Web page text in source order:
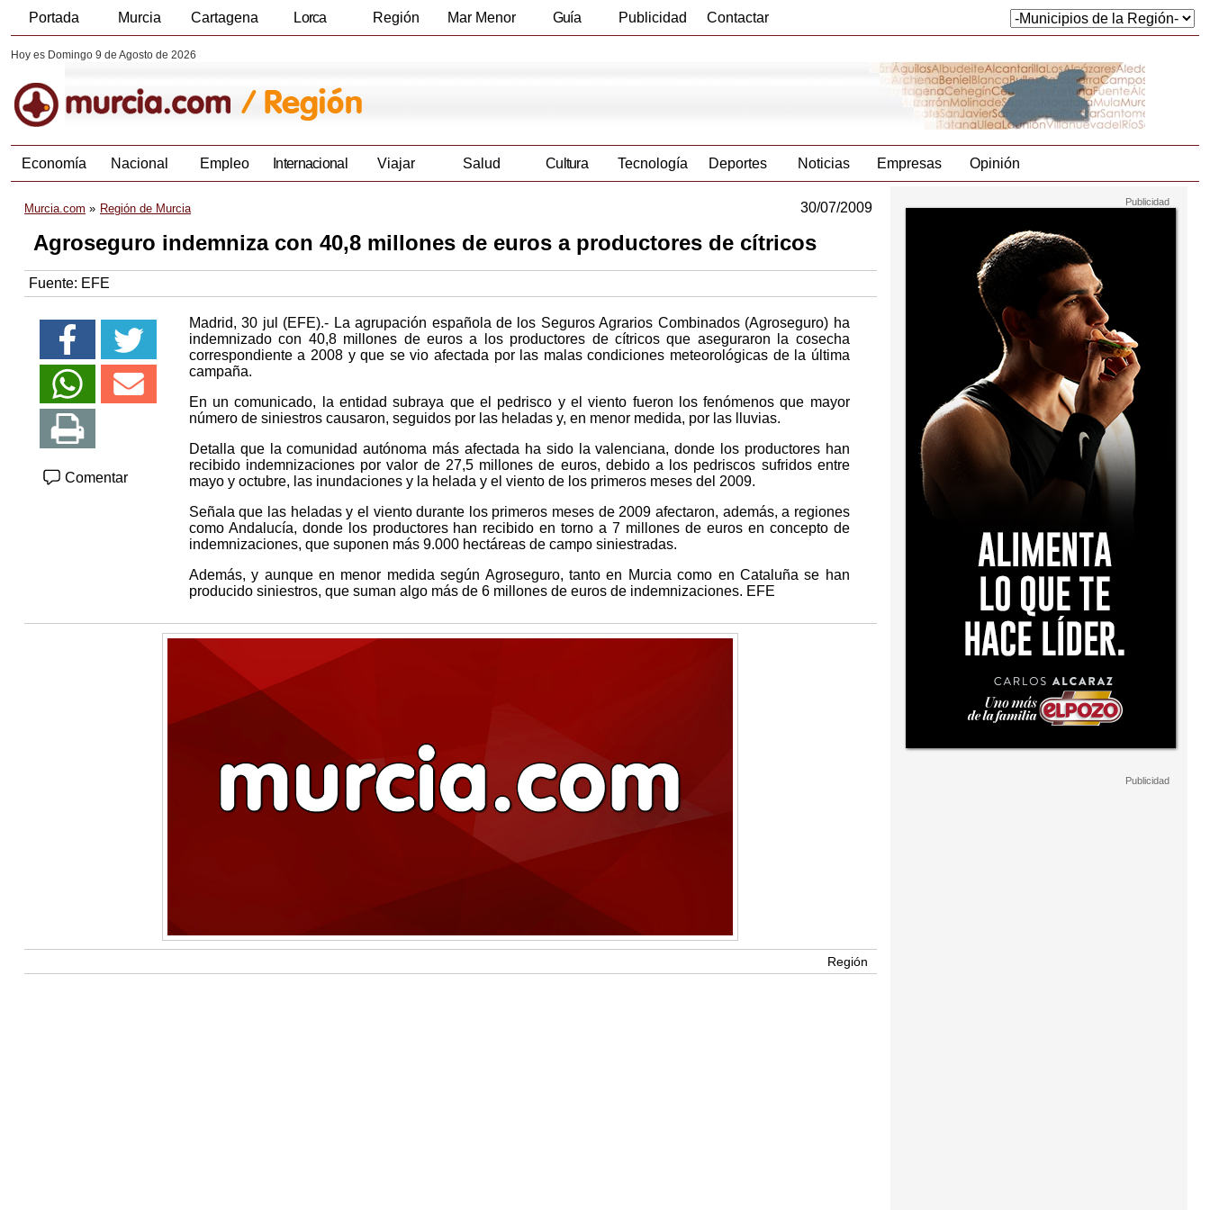
Portada Murcia Cartagena Lorca Región Mar Menor Guía Publicidad Contactar
Hoy es Domingo 9 de Agosto de 2026
Economía Nacional Empleo Internacional Viajar Salud Cultura Tecnología Deportes Noticias Empresas Opinión
Murcia.com Región de Murcia 30/07/2009
Agroseguro indemniza con 40,8 millones de euros a productores de cítricos
Fuente: EFE
Comentar
Madrid, 30 jul (EFE).- La agrupación española de los Seguros Agrarios Combinados (Agroseguro) ha
indemnizado con 40,8 millones de euros a los productores de cítricos que aseguraron la cosecha
correspondiente a 2008 y que se vio afectada por las malas condiciones meteorológicas de la última
campaña.
En un comunicado, la entidad subraya que el pedrisco y el viento fueron los fenómenos que mayor
número de siniestros causaron, seguidos por las heladas y, en menor medida, por las lluvias.
Detalla que la comunidad autónoma más afectada ha sido la valenciana, donde los productores han
recibido indemnizaciones por valor de 27,5 millones de euros, debido a los pedriscos sufridos entre
mayo y octubre, las inundaciones y la helada y el viento de los primeros meses del 2009.
Señala que las heladas y el viento durante los primeros meses de 2009 afectaron, además, a regiones
como Andalucía, donde los productores han recibido en torno a 7 millones de euros en concepto de
indemnizaciones, que suponen más 9.000 hectáreas de campo siniestradas.
Además, y aunque en menor medida según Agroseguro, tanto en Murcia como en Cataluña se han
producido siniestros, que suman algo más de 6 millones de euros de indemnizaciones. EFE
Región